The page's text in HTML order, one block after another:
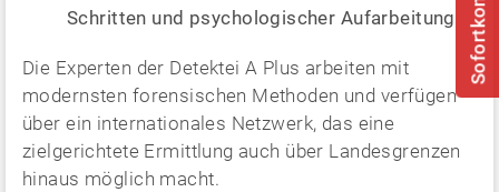
Schritten und psychologischer Aufarbeitung
Die Experten der Detektei A Plus arbeiten mit
modernsten forensischen Methoden und verfügen
über ein internationales Netzwerk, das eine
zielgerichtete Ermittlung auch über Landesgrenzen
hinaus möglich macht.